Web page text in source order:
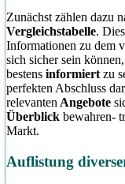
Zunächst zählen dazu
Vergleichstabelle.
Informationen zu dem
sich sicher sein
bestens informiert zu
perfekten Abschluss
relevanten Angebote
Überblick bewahren-
Markt.
Auflistung